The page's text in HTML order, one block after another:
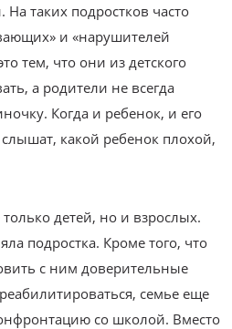
таких подростков часто
и «нарушителей
тем, что они из детского
а родители не всегда
Когда и ребенок, и его
какой ребенок плохой,
детей, но и взрослых.
подростка. Кроме того, что
с ним доверительные
семье еще
со школой. Вместо